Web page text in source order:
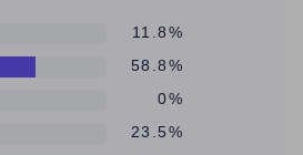
11.8%
58.8%
0%
23.5%